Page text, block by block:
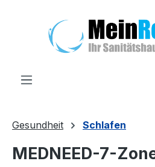
Gesundheit Schlafen
MEDNEED-7-